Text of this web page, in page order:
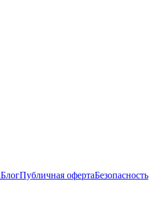
БлогПубличная офертаБезопасность